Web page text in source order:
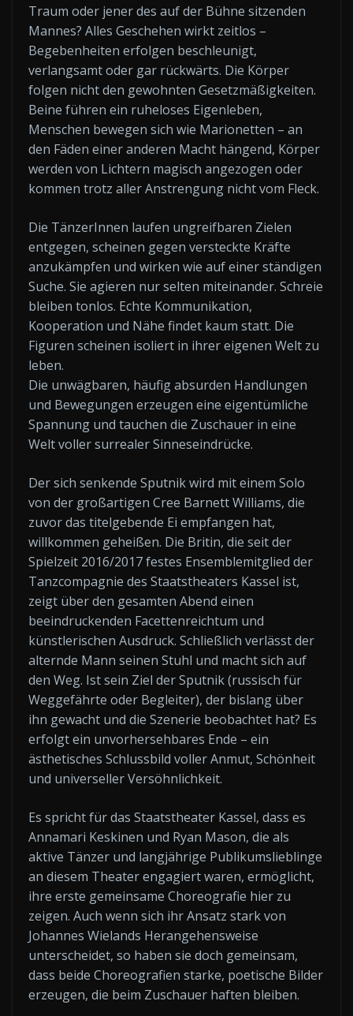
Traum oder jener des auf der Bühne sitzenden
Mannes? Alles Geschehen wirkt zeitlos –
Begebenheiten erfolgen beschleunigt,
verlangsamt oder gar rückwärts. Die Körper
folgen nicht den gewohnten Gesetzmäßigkeiten.
Beine führen ein ruheloses Eigenleben,
Menschen bewegen sich wie Marionetten – an
den Fäden einer anderen Macht hängend, Körper
werden von Lichtern magisch angezogen oder
kommen trotz aller Anstrengung nicht vom Fleck.
Die TänzerInnen laufen ungreifbaren Zielen
entgegen, scheinen gegen versteckte Kräfte
anzukämpfen und wirken wie auf einer ständigen
Suche. Sie agieren nur selten miteinander. Schreie
bleiben tonlos. Echte Kommunikation,
Kooperation und Nähe findet kaum statt. Die
Figuren scheinen isoliert in ihrer eigenen Welt zu
leben.
Die unwägbaren, häufig absurden Handlungen
und Bewegungen erzeugen eine eigentümliche
Spannung und tauchen die Zuschauer in eine
Welt voller surrealer Sinneseindrücke.
Der sich senkende Sputnik wird mit einem Solo
von der großartigen Cree Barnett Williams, die
zuvor das titelgebende Ei empfangen hat,
willkommen geheißen. Die Britin, die seit der
Spielzeit 2016/2017 festes Ensemblemitglied der
Tanzcompagnie des Staatstheaters Kassel ist,
zeigt über den gesamten Abend einen
beeindruckenden Facettenreichtum und
künstlerischen Ausdruck. Schließlich verlässt der
alternde Mann seinen Stuhl und macht sich auf
den Weg. Ist sein Ziel der Sputnik (russisch für
Weggefährte oder Begleiter), der bislang über
ihn gewacht und die Szenerie beobachtet hat? Es
erfolgt ein unvorhersehbares Ende – ein
ästhetisches Schlussbild voller Anmut, Schönheit
und universeller Versöhnlichkeit.
Es spricht für das Staatstheater Kassel, dass es
Annamari Keskinen und Ryan Mason, die als
aktive Tänzer und langjährige Publikumslieblinge
an diesem Theater engagiert waren, ermöglicht,
ihre erste gemeinsame Choreografie hier zu
zeigen. Auch wenn sich ihr Ansatz stark von
Johannes Wielands Herangehensweise
unterscheidet, so haben sie doch gemeinsam,
dass beide Choreografien starke, poetische Bilder
erzeugen, die beim Zuschauer haften bleiben.